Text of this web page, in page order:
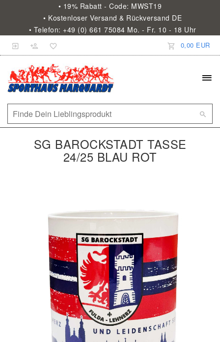
• 19% Rabatt - Code: MWST19
• Kostenloser Versand & Rückversand DE
• Telefon: +49 (0) 661 75084 Mo. - Fr. 10 - 18 Uhr
0,00 EUR
SG BAROCKSTADT TASSE
24/25 BLAU ROT